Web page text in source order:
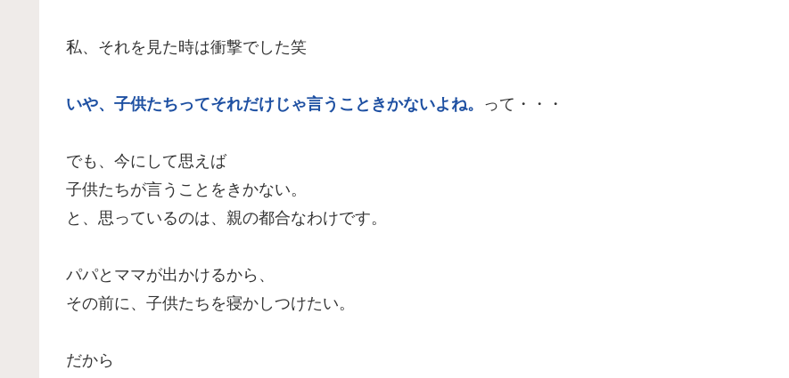
私、それを見た時は衝撃でした笑
いや、子供たちってそれだけじゃ言うこときかないよね。 って・・・
でも、今にして思えば
子供たちが言うことをきかない。
と、思っているのは、親の都合なわけです。
パパとママが出かけるから、
その前に、子供たちを寝かしつけたい。
だから